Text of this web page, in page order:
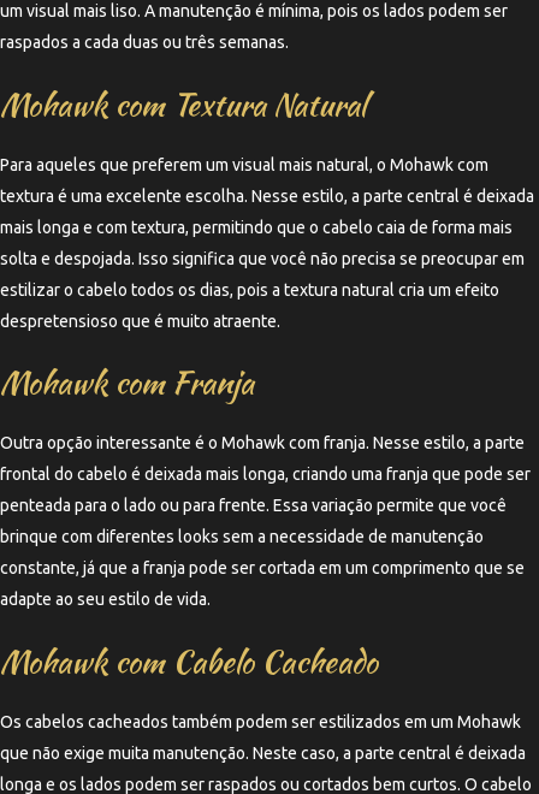
um visual mais liso. A manutenção é mínima, pois os lados podem ser
raspados a cada duas ou três semanas.
Mohawk com Textura Natural
Para aqueles que preferem um visual mais natural, o Mohawk com
textura é uma excelente escolha. Nesse estilo, a parte central é deixada
mais longa e com textura, permitindo que o cabelo caia de forma mais
solta e despojada. Isso significa que você não precisa se preocupar em
estilizar o cabelo todos os dias, pois a textura natural cria um efeito
despretensioso que é muito atraente.
Mohawk com Franja
Outra opção interessante é o Mohawk com franja. Nesse estilo, a parte
frontal do cabelo é deixada mais longa, criando uma franja que pode ser
penteada para o lado ou para frente. Essa variação permite que você
brinque com diferentes looks sem a necessidade de manutenção
constante, já que a franja pode ser cortada em um comprimento que se
adapte ao seu estilo de vida.
Mohawk com Cabelo Cacheado
Os cabelos cacheados também podem ser estilizados em um Mohawk
que não exige muita manutenção. Neste caso, a parte central é deixada
longa e os lados podem ser raspados ou cortados bem curtos. O cabelo